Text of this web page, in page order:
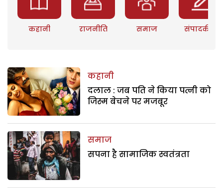
कहानी राजनीति समाज संपादकीय
कहानी
दलाल : जब पति ने किया पत्नी को
जिस्म बेचने पर मजबूर
समाज
सपना है सामाजिक स्वतंत्रता